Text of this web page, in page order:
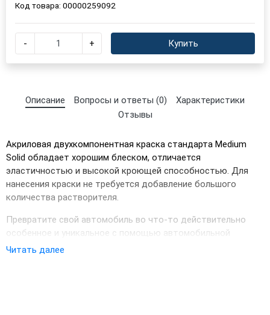
Описание Вопросы и ответы (0)
Характеристики
Отзывы
Акриловая двухкомпонентная краска стандарта Medium
Solid обладает хорошим блеском, отличается
эластичностью и высокой кроющей способностью. Для
нанесения краски не требуется добавление большого
количества растворителя.
Превратите свой автомобиль во что-то действительно
особенное и уникальное с помощью автомобильной
акриловой двухкомпонентной краски Mipa 127 Вишня. Наша
Читать далее
Код товара: 00000259092
- + Купить